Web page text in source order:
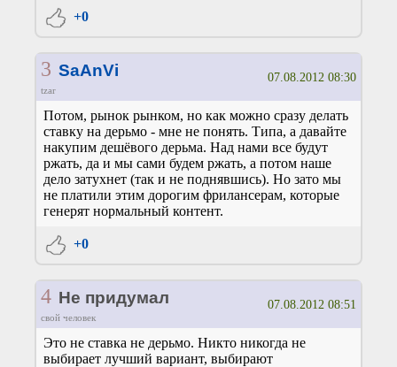
+0
3 SaAnVi
tzar
07.08.2012 08:30
Потом, рынок рынком, но как можно сразу делать
ставку на дерьмо - мне не понять. Типа, а давайте
накупим дешёвого дерьма. Над нами все будут
ржать, да и мы сами будем ржать, а потом наше
дело затухнет (так и не поднявшись). Но зато мы
не платили этим дорогим фрилансерам, которые
генерят нормальный контент.
+0
4 Не придумал
свой человек
07.08.2012 08:51
Это не ставка не дерьмо. Никто никогда не
выбирает лучший вариант, выбирают